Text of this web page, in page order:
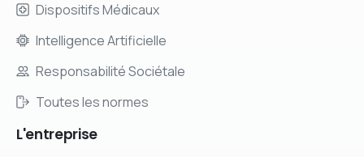
Dispositifs Médicaux
Intelligence Artificielle
Responsabilité Sociétale
Toutes les normes
L'entreprise